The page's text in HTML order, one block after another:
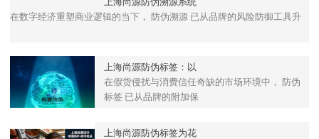
在数字经济重塑商业逻辑的当下， 防伪溯源 已从品牌的风险防御工具升
上海尚源防伪标签：以
在假货侵扰与消费信任奇缺的市场环境中， 防伪
标签 已从品牌的附加保
上海尚源防伪标签为花